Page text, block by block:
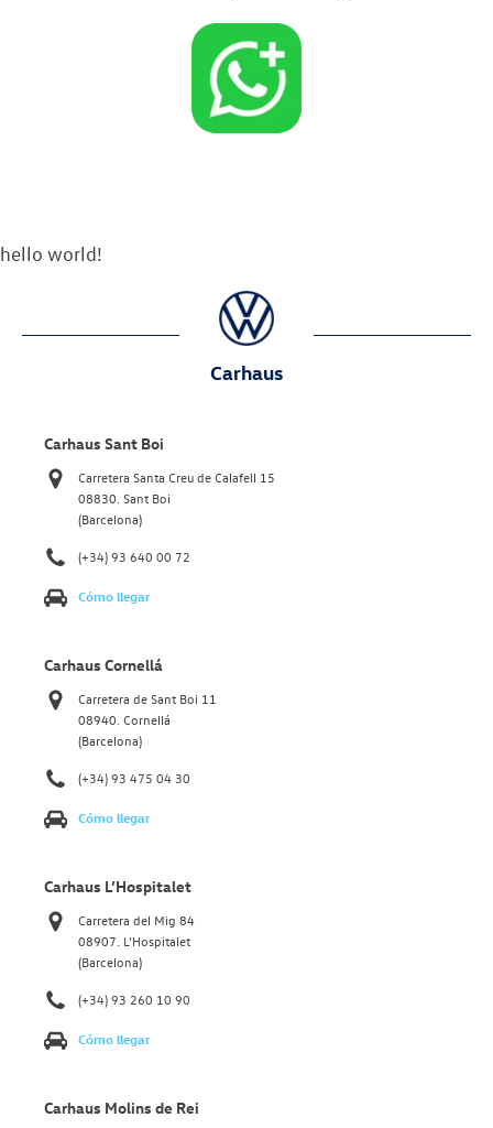
hello world!
Carhaus
Carhaus Sant Boi
Carretera Santa Creu de Calafell 15
08830. Sant Boi
(Barcelona)
(+34) 93 640 00 72
Cómo llegar
Carhaus Cornellá
Carretera de Sant Boi 11
08940. Cornellá
(Barcelona)
(+34) 93 475 04 30
Cómo llegar
Carhaus L’Hospitalet
Carretera del Mig 84
08907. L’Hospitalet
(Barcelona)
(+34) 93 260 10 90
Cómo llegar
Carhaus Molins de Rei